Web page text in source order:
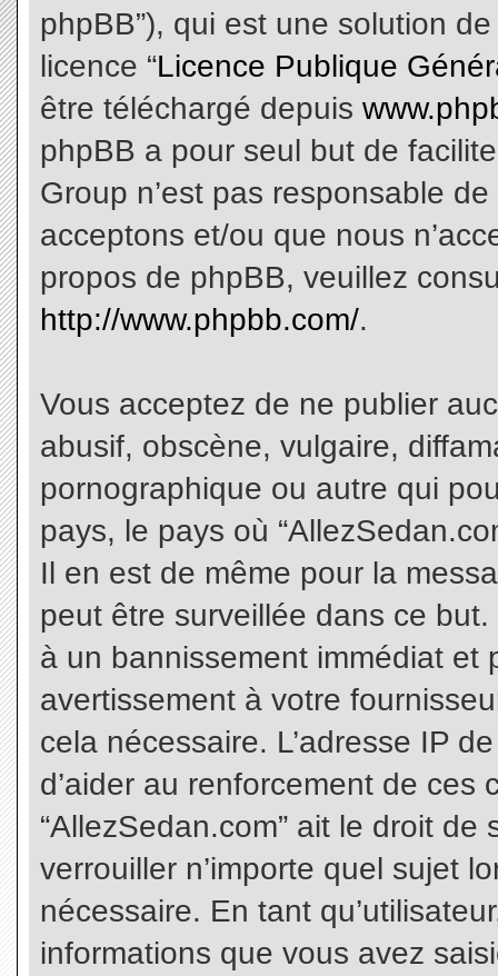
phpBB”), qui est une solution
licence “Licence Publique
être téléchargé depuis
phpBB a pour seul but de
Group n’est pas responsable
acceptons et/ou que nous
propos de phpBB, veuillez
http://www.phpbb.com/.
Vous acceptez de ne publier
abusif, obscène, vulgaire,
pornographique ou autre qui
pays, le pays où
Il en est de même pour la
peut être surveillée dans ce
à un bannissement immédiat et
avertissement à votre
cela nécessaire. L’adresse IP
d’aider au renforcement de
“AllezSedan.com” ait le droit de
verrouiller n’importe quel sujet
nécessaire. En tant
informations que vous avez